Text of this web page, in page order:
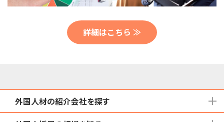
詳細はこちら ≫
外国人材の紹介会社を探す